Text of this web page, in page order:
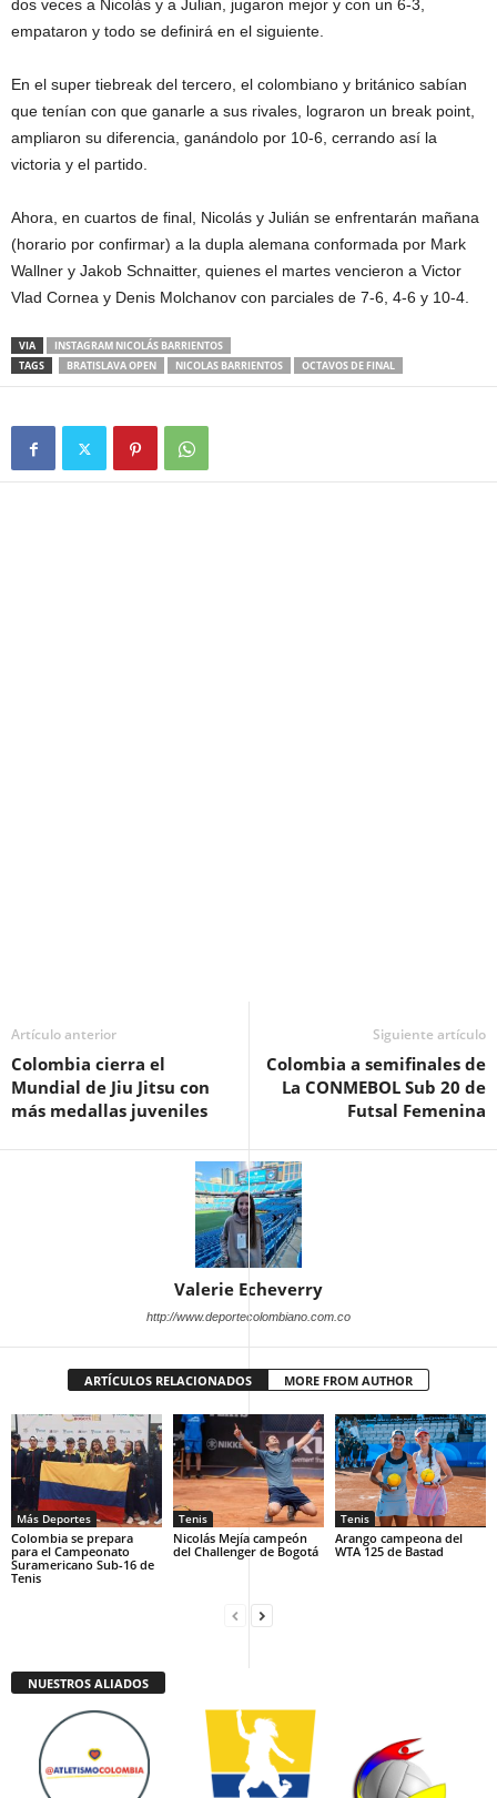
dos veces a Nicolás y a Julian, jugaron mejor y con un 6-3,
empataron y todo se definirá en el siguiente.
En el super tiebreak del tercero, el colombiano y británico sabían
que tenían con que ganarle a sus rivales, lograron un break point,
ampliaron su diferencia, ganándolo por 10-6, cerrando así la
victoria y el partido.
Ahora, en cuartos de final, Nicolás y Julián se enfrentarán mañana
(horario por confirmar) a la dupla alemana conformada por Mark
Wallner y Jakob Schnaitter, quienes el martes vencieron a Victor
Vlad Cornea y Denis Molchanov con parciales de 7-6, 4-6 y 10-4.
VIA
INSTAGRAM NICOLÁS BARRIENTOS
TAGS
BRATISLAVA OPEN NICOLAS BARRIENTOS OCTAVOS DE FINAL
Artículo anterior
Colombia cierra el
Mundial de Jiu Jitsu con
más medallas juveniles
Siguiente artículo
Colombia a semifinales de
La CONMEBOL Sub 20 de
Futsal Femenina
Valerie Echeverry
http://www.deportecolombiano.com.co
ARTÍCULOS RELACIONADOS MORE FROM AUTHOR
Más Deportes
Colombia se prepara
para el Campeonato
Suramericano Sub-16 de
Tenis
Tenis
Nicolás Mejía campeón
del Challenger de Bogotá
Tenis
Arango campeona del
WTA 125 de Bastad
NUESTROS ALIADOS